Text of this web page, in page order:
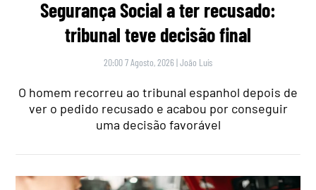
Segurança Social a ter recusado:
tribunal teve decisão final
20:00 7 Agosto, 2026 |João Luís
O homem recorreu ao tribunal espanhol depois de
ver o pedido recusado e acabou por conseguir
uma decisão favorável